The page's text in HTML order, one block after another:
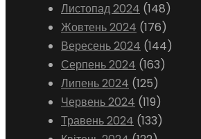
Листопад 2024 (148)
Жовтень 2024 (176)
Вересень 2024 (144)
Серпень 2024 (163)
Липень 2024 (125)
Червень 2024 (119)
Травень 2024 (133)